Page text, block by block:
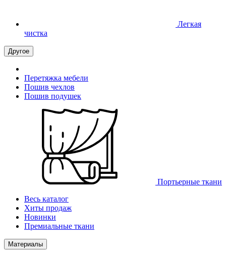
Легкая
чистка
Другое
Перетяжка мебели
Пошив чехлов
Пошив подушек
Портьерные ткани
Весь каталог
Хиты продаж
Новинки
Премиальные ткани
Материалы